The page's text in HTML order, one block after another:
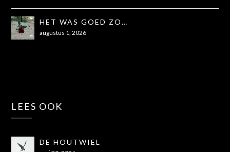
HET WAS GOED ZO…
augustus 1, 2026
LEES OOK
DE HOUTWIEL